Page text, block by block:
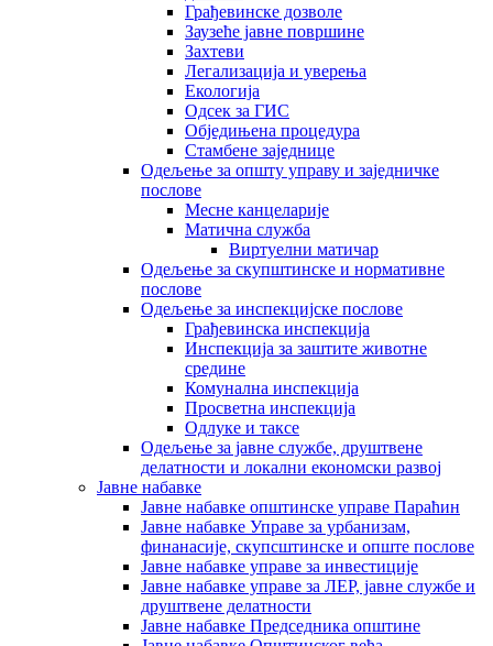
Грађевинске дозволе
Заузеће јавне површине
Захтеви
Легализација и уверења
Екологија
Одсек за ГИС
Обједињена процедура
Стамбене заједнице
Oдељење за општу управу и заједничке
послове
Месне канцеларије
Матична служба
Виртуелни матичар
Одељење за скупштинске и нормативне
послове
Одељење за инспекцијске послове
Грађевинска инспекција
Инспекција за заштите животне
средине
Комунална инспекција
Просветна инспекција
Одлуке и таксе
Одељење за јавне службе, друштвене
делатности и локални економски развој
Јавне набавке
Јавне набавке општинске управе Параћин
Јавне набавке Управе за урбанизам,
финанасије, скупсштинске и опште послове
Јавне набавке управе за инвестиције
Јавне набавке управе за ЛЕР, јавне службе и
друштвене делатности
Јавне набавке Председника општине